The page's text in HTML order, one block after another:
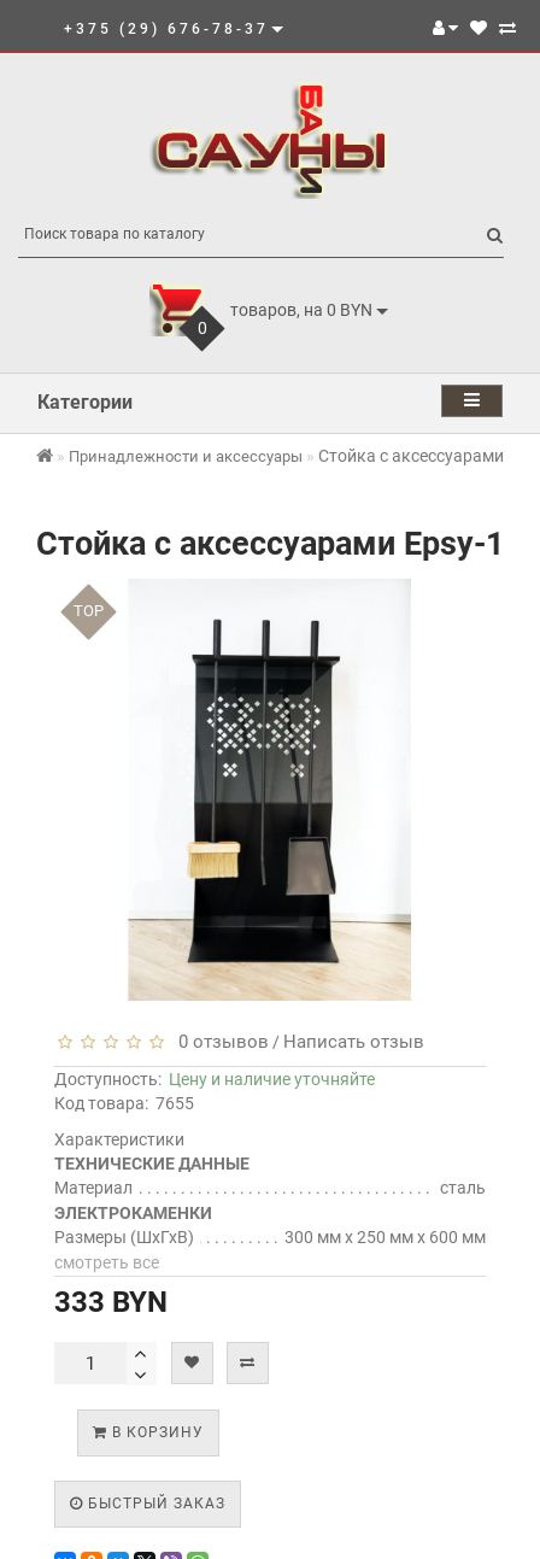
+375 (29) 676-78-37
0
товаров, на 0 BYN
Категории
Принадлежности и аксессуары Стойка с аксессуарами
Стойка с аксессуарами Epsy-1
TOP
0 отзывов / Написать отзыв
Доступность: Цену и наличие уточняйте
Код товара: 7655
Характеристики
ТЕХНИЧЕСКИЕ ДАННЫЕ
Материал
сталь
ЭЛЕКТРОКАМЕНКИ
Размеры (ШхГхВ)
300 мм х 250 мм х 600 мм
смотреть все
333 BYN
В КОРЗИНУ
БЫСТРЫЙ ЗАКАЗ